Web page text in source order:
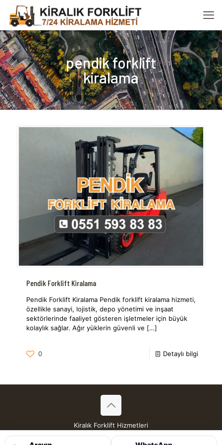
pendik forklift
kiralama
Pendik Forklift Kiralama
Pendik Forklift Kiralama Pendik forklift kiralama hizmeti,
özellikle sanayi, lojistik, depo yönetimi ve inşaat
sektörlerinde faaliyet gösteren işletmeler için büyük
kolaylık sağlar. Ağır yüklerin güvenli ve […]
0 Detaylı bilgi
Kiralık Forklift Hizmetleri
Tüm Hakları Saklıdır © 2026